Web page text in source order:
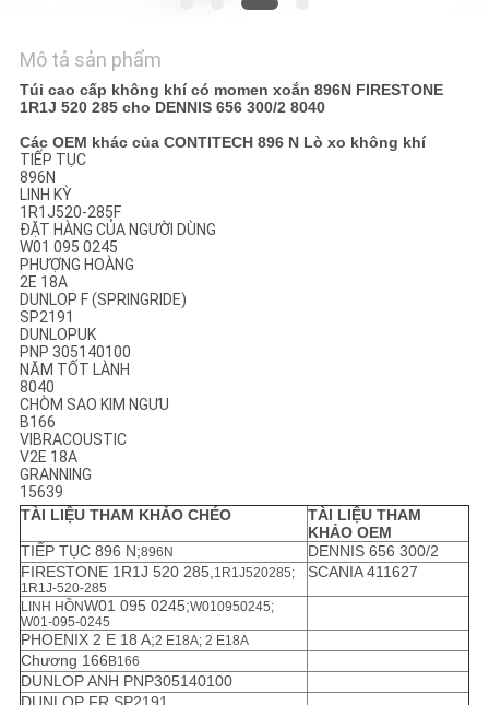
WEB
PRIVACY
POLICY
Mô tả sản phẩm
Túi cao cấp không khí có momen xoắn 896N FIRESTONE
1R1J 520 285 cho DENNIS 656 300/2 8040
Các OEM khác của CONTITECH 896 N Lò xo không khí
TIẾP TỤC
896N
LINH KỲ
1R1J520-285F
ĐẶT HÀNG CỦA NGƯỜI DÙNG
W01 095 0245
PHƯỢNG HOÀNG
2E 18A
DUNLOP F (SPRINGRIDE)
SP2191
DUNLOPUK
PNP 305140100
NĂM TỐT LÀNH
8040
CHÒM SAO KIM NGƯU
B166
VIBRACOUSTIC
V2E 18A
GRANNING
15639
TÀI LIỆU THAM KHẢO CHÉO
TÀI LIỆU THAM
KHẢO OEM
TIẾP TỤC 896 N;896N
DENNIS 656 300/2
FIRESTONE 1R1J 520 285,1R1J520285;
1R1J-520-285
SCANIA 411627
LINH HỒNW01 095 0245;W010950245;
W01-095-0245
PHOENIX 2 E 18 A;2 E18A; 2 E18A
Chương 166 B166
DUNLOP ANH PNP305140100